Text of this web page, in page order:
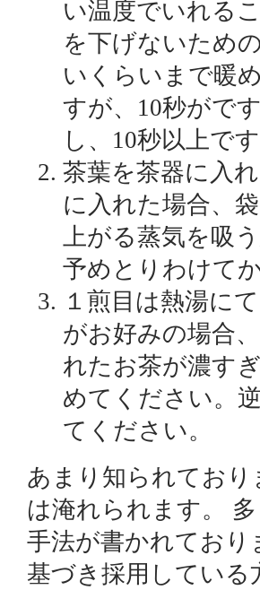
い温度でいれる
を下げないため
いくらいまで暖
すが、10秒がで
し、10秒以上で
茶葉を茶器に入
に入れた場合、
上がる蒸気を吸
予めとりわけて
１煎目は熱湯に
がお好みの場合
れたお茶が濃す
めてください。
てください。
あまり知られており
は淹れられます。
手法が書かれており
基づき採用している